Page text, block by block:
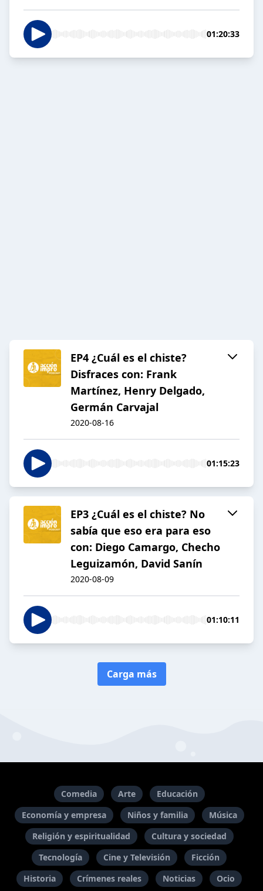
01:20:33
EP4 ¿Cuál es el chiste?
Disfraces con: Frank
Martínez, Henry Delgado,
Germán Carvajal
2020-08-16
01:15:23
EP3 ¿Cuál es el chiste? No
sabía que eso era para eso
con: Diego Camargo, Checho
Leguizamón, David Sanín
2020-08-09
01:10:11
Carga más
Comedia Arte
Educación
Economía y empresa
Niños y familia
Música
Religión y espiritualidad
Cultura y sociedad
Tecnología
Cine y Televisión
Ficción
Historia
Crímenes reales Noticias Ocio